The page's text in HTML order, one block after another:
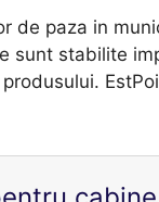
de paza in
sunt stabilite